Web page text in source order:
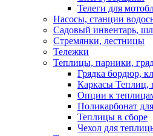
Телеги для
Насосы, станции
Садовый инвентарь,
Стремянки, лестницы
Тележки
Теплицы, парники,
Грядка бордюр,
Каркасы Теплиц,
Опции к
Поликарбонат
Теплицы в сборе
Чехол для